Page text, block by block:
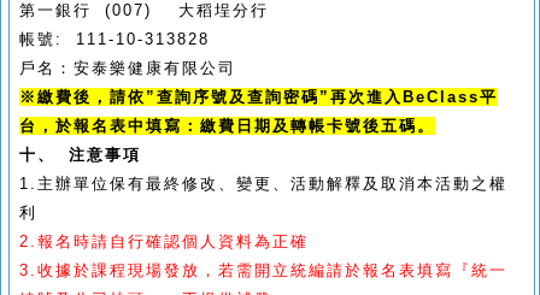
第一銀行 (007) 大稻埕分行
帳號: 111-10-313828
戶名：安泰樂健康有限公司
※ 繳費後 ，請依 ” 查詢序號及查詢密碼 ” 再次進入 BeClass平
台，於報名表中填寫：繳費日期及轉帳卡號後五碼。
十、 注意事項
1. 主辦單位保有最終修改、變更、活動解釋及取消本活動之權
利
2. 報名時請自行確認個人資料為正確
3. 收據於課程現場發放，若需開立統編請於報名表填寫『統一